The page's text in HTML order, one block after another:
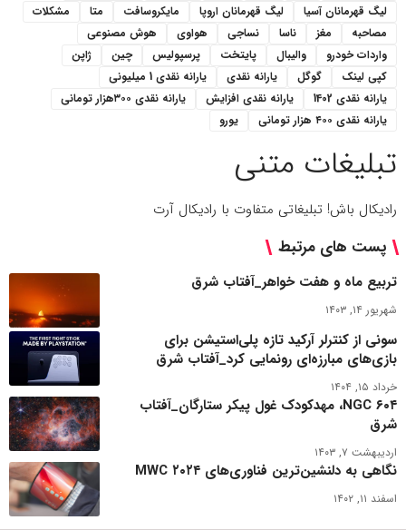
لیگ قهرمانان آسیا
لیگ قهرمانان اروپا مایکروسافت متا
مشکلات
مصاحبه
مغز ناسا نساجی هواوی
هوش مصنوعی
واردات خودرو
والیبال پایتخت پرسپولیس چین
ژاپن
کپی لینک
گوگل یارانه نقدی
یارانه نقدی 1 میلیونی
یارانه نقدی 1402
یارانه نقدی افزایش
یارانه نقدی ۳۰۰هزار تومانی
یارانه نقدی ۴۰۰ هزار تومانی
یورو
تبلیغات متنی
رادیکال باش! تبلیغاتی متفاوت با رادیکال آرت
پست های مرتبط
تربیع ماه و هفت خواهر_آفتاب شرق
شهریور ۱۴, ۱۴۰۳
سونی از کنترلر آرکید تازه پلی‌استیشن برای
بازی‌های مبارزه‌ای رونمایی کرد_آفتاب شرق
خرداد ۱۵, ۱۴۰۴
NGC ۶۰۴، مهدکودک غول پیکر ستارگان_آفتاب
شرق
اردیبهشت ۷, ۱۴۰۳
نگاهی به دلنشین‌ترین فناوری‌های MWC ۲۰۲۴
اسفند ۱۱, ۱۴۰۲